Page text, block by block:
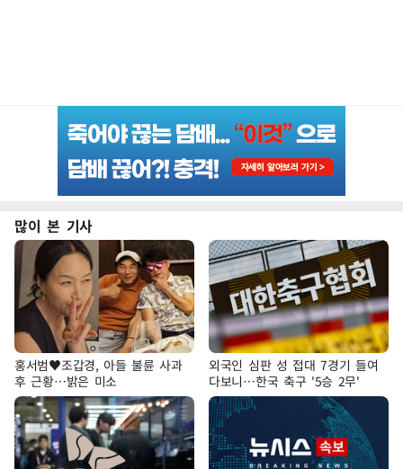
많이 본 기사
홍서범♥조갑경, 아들 불륜 사과
후 근황…밝은 미소
외국인 심판 성 접대 7경기 들여
다보니…한국 축구 '5승 2무'